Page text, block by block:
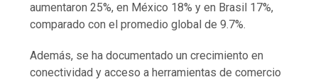
aumentaron 25%, en México 18% y en Brasil 17%,
comparado con el promedio global de 9.7%.
Además, se ha documentado un crecimiento en
conectividad y acceso a herramientas de comercio